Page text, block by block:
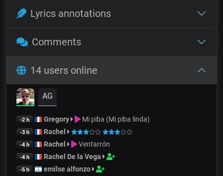
Lyrics annotations
Comments
14 users online
AG
-2 h Gregory Mi piba (Mi piba linda)
-3 h Rachel
-4 h Rachel Ventarrón
-4 h Rachel De la Vega
-5 h emilse alfonzo